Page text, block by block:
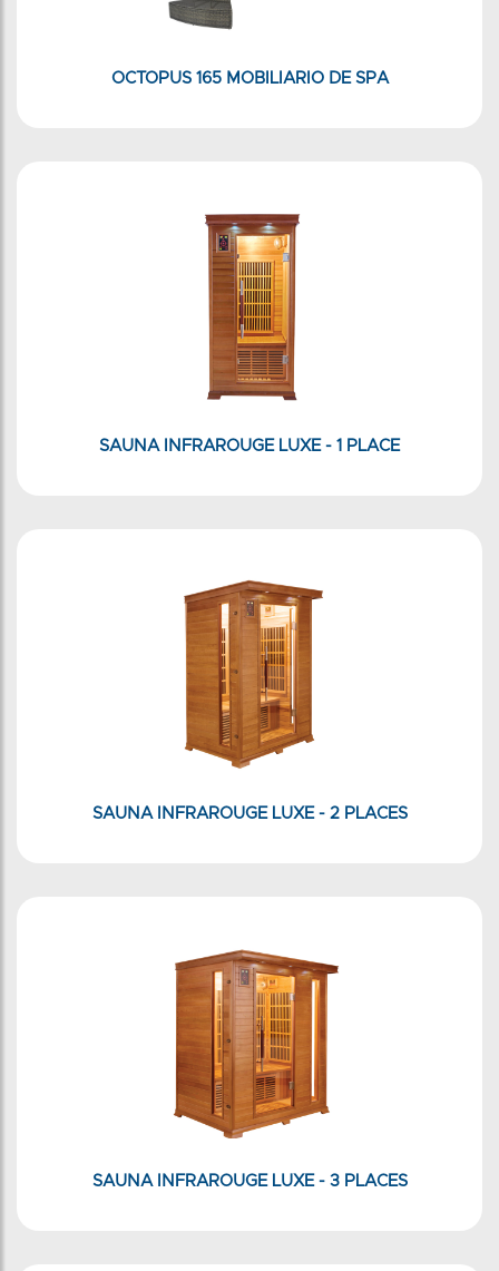
OCTOPUS 165 MOBILIARIO DE SPA
SAUNA INFRAROUGE LUXE - 1 PLACE
SAUNA INFRAROUGE LUXE - 2 PLACES
SAUNA INFRAROUGE LUXE - 3 PLACES